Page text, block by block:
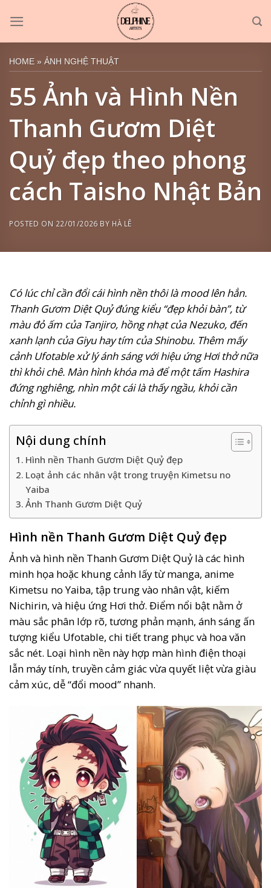
content
HOME » ẢNH NGHỆ THUẬT
55 Ảnh và Hình Nền
Thanh Gươm Diệt
Quỷ đẹp theo phong
cách Taisho Nhật Bản
POSTED ON 22/01/2026 BY HÀ LÊ
Có lúc chỉ cần đổi cái hình nền thôi là mood lên hẳn.
Thanh Gươm Diệt Quỷ đúng kiểu “đẹp khỏi bàn”, từ
màu đỏ ấm của Tanjiro, hồng nhạt của Nezuko, đến
xanh lạnh của Giyu hay tím của Shinobu. Thêm mấy
cảnh Ufotable xử lý ánh sáng với hiệu ứng Hơi thở nữa
thì khỏi chê. Màn hình khóa mà để một tấm Hashira
đứng nghiêng, nhìn một cái là thấy ngầu, khỏi cần
chỉnh gì nhiều.
Nội dung chính
Hình nền Thanh Gươm Diệt Quỷ đẹp
Loạt ảnh các nhân vật trong truyện Kimetsu no
Yaiba
Ảnh Thanh Gươm Diệt Quỷ
Hình nền Thanh Gươm Diệt Quỷ đẹp
Ảnh và hình nền Thanh Gươm Diệt Quỷ là các hình
minh họa hoặc khung cảnh lấy từ manga, anime
Kimetsu no Yaiba, tập trung vào nhân vật, kiếm
Nichirin, và hiệu ứng Hơi thở. Điểm nổi bật nằm ở
màu sắc phân lớp rõ, tương phản mạnh, ánh sáng ấn
tượng kiểu Ufotable, chi tiết trang phục và hoa văn
sắc nét. Loại hình nền này hợp màn hình điện thoại
lẫn máy tính, truyền cảm giác vừa quyết liệt vừa giàu
cảm xúc, dễ “đổi mood” nhanh.